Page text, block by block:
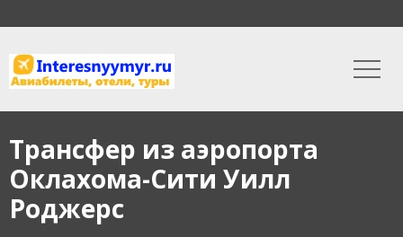
Трансфер из аэропорта
Оклахома-Сити Уилл
Роджерс